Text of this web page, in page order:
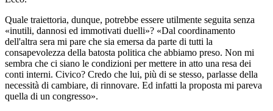
Quale traiettoria, dunque, potrebbe essere utilmente seguita senza
«inutili, dannosi ed immotivati duelli»? «Dal coordinamento
dell'altra sera mi pare che sia emersa da parte di tutti la
consapevolezza della batosta politica che abbiamo preso. Non mi
sembra che ci siano le condizioni per mettere in atto una resa dei
conti interni. Civico? Credo che lui, più di se stesso, parlasse della
necessità di cambiare, di rinnovare. Ed infatti la proposta mi pareva
quella di un congresso».